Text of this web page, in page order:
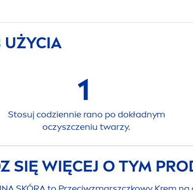
UŻYCIA
1
Stosuj codziennie rano po dokładnym
oczyszczeniu twarzy.
SIĘ WIĘCEJ O TYM